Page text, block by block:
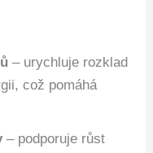
– urychluje rozklad
což pomáhá
– podporuje růst